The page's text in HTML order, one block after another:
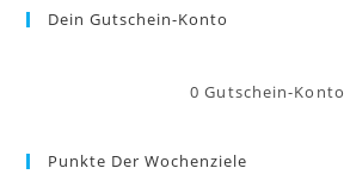
Dein Gutschein-Konto
0 Gutschein-Konto
Punkte Der Wochenziele